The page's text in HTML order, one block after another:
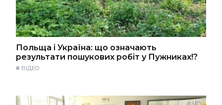
Польща і Україна: що означають
результати пошукових робіт у Пужниках!?
# ВІДЕО